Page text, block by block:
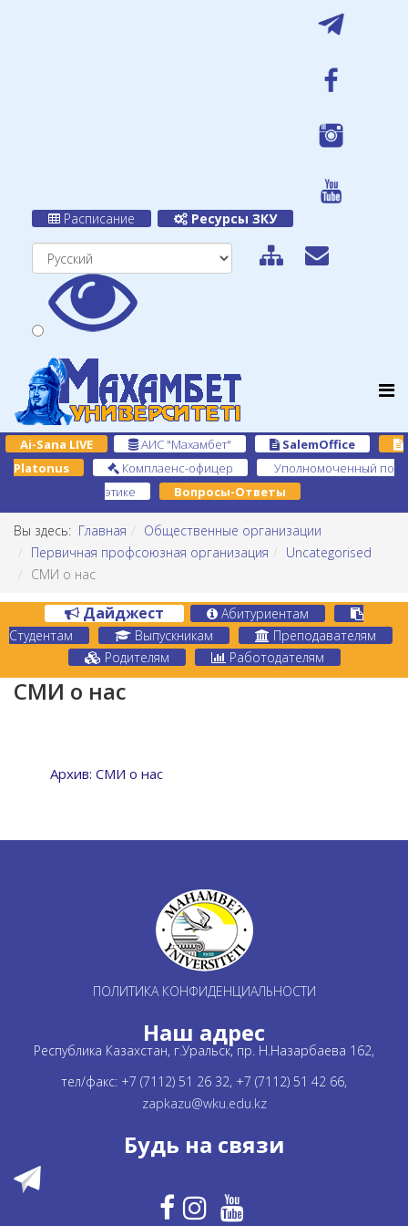
Расписание Ресурсы ЗКУ
Ai-Sana LIVE АИС "Махамбет"
SalemOffice
Platonus
Комплаенс-офицер
Уполномоченный по
этике
Вопросы-Ответы
Вы здесь: Главная
Общественные организации
Первичная профсоюзная организация
Uncategorised
СМИ о нас
Дайджест
Абитуриентам
Студентам
Выпускникам
Преподавателям
Родителям
Работодателям
СМИ о нас
Архив: СМИ о нас
ПОЛИТИКА КОНФИДЕНЦИАЛЬНОСТИ
Наш адрес
Республика Казахстан, г.Уральск, пр. Н.Назарбаева 162,
тел/факс: +7 (7112) 51 26 32, +7 (7112) 51 42 66,
zapkazu@wku.edu.kz
Будь на связи